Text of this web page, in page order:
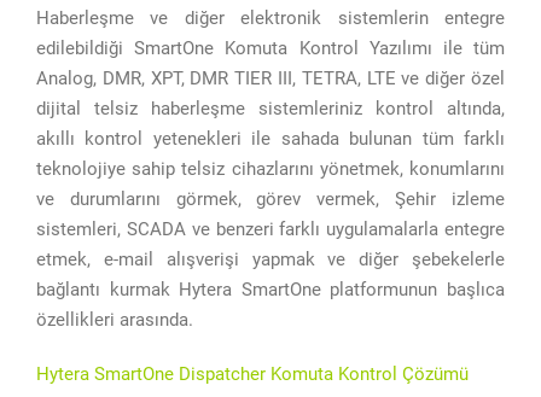
Haberleşme ve diğer elektronik sistemlerin entegre
edilebildiği SmartOne Komuta Kontrol Yazılımı ile tüm
Analog, DMR, XPT, DMR TIER III, TETRA, LTE ve diğer özel
dijital telsiz haberleşme sistemleriniz kontrol altında,
akıllı kontrol yetenekleri ile sahada bulunan tüm farklı
teknolojiye sahip telsiz cihazlarını yönetmek, konumlarını
ve durumlarını görmek, görev vermek, Şehir izleme
sistemleri, SCADA ve benzeri farklı uygulamalarla entegre
etmek, e-mail alışverişi yapmak ve diğer şebekelerle
bağlantı kurmak Hytera SmartOne platformunun başlıca
özellikleri arasında.
Hytera SmartOne Dispatcher Komuta Kontrol Çözümü